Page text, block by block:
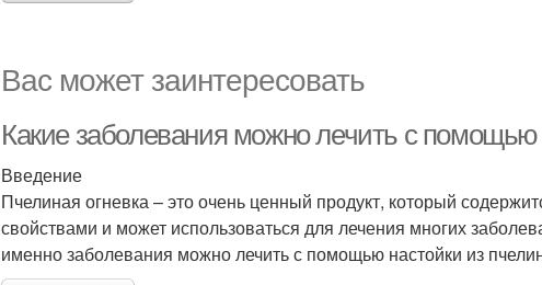
Вас может заинтересовать
Какие заболевания можно лечить с помощью
Введение
Пчелиная огневка – это очень ценный продукт, который
свойствами и может использоваться для лечения многих
именно заболевания можно лечить с помощью настойки из